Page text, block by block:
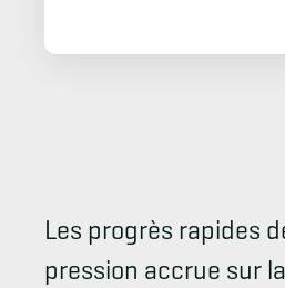
Les progrès rapides
pression accrue sur